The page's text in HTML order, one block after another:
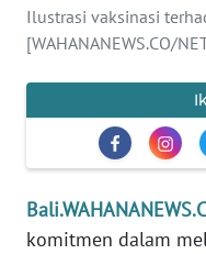
Ilustrasi vaksinasi
[WAHANANEWS.CO/
komitmen dalam
INFO
IKLAN
KAMI
PEDOMAN
MEDIA
SIBER